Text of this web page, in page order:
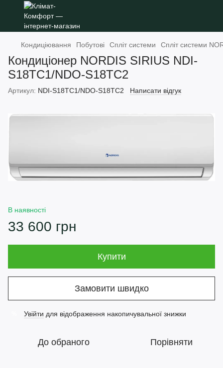
Кондиціювання Побутові Спліт системи Спліт системи
Кондиціонер NORDIS SIRIUS NDI-
S18TC1/NDO-S18TC2
Артикул: NDI-S18TC1/NDO-S18TC2 Написати відгук
В наявності
33 600 грн
Купити
Замовити швидко
Увійти для відображення накопичувальної знижки
До обраного Порівняти